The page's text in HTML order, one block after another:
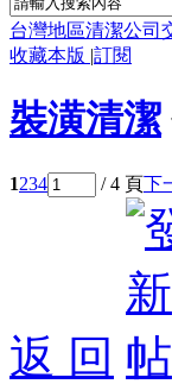
台灣地區清潔公司
收藏本版 |訂閱
裝潢清潔
1234 / 4 頁下
返 回